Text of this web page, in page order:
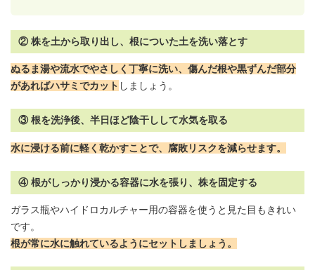
② 株を土から取り出し、根についた土を洗い落とす
ぬるま湯や流水でやさしく丁寧に洗い、傷んだ根や黒ずんだ部分
があればハサミでカット しましょう。
③ 根を洗浄後、半日ほど陰干しして水気を取る
水に浸ける前に軽く乾かすことで、腐敗リスクを減らせます。
④ 根がしっかり浸かる容器に水を張り、株を固定する
ガラス瓶やハイドロカルチャー用の容器を使うと見た目もきれい
です。
根が常に水に触れているようにセットしましょう。